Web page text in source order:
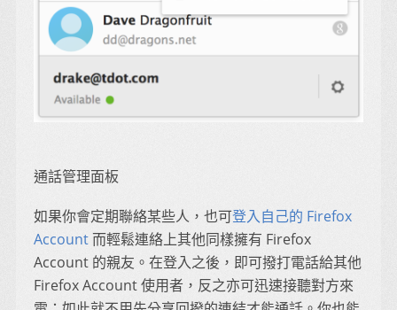
通話管理面板
如果你會定期聯絡某些人，也可登入自己的 Firefox
Account而輕鬆連絡上其他同樣擁有 Firefox
Account 的親友。在登入之後，即可撥打電話給其他
Firefox Account 使用者，反之亦可迅速接聽對方來